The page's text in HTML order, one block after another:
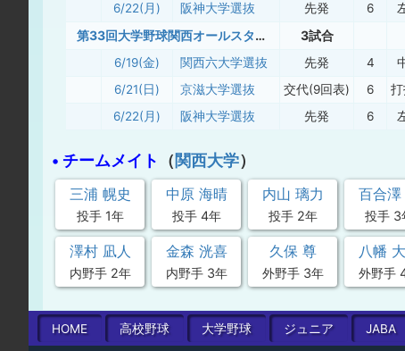
6/22(月)
阪神大学選抜 先発 6
第33回大学野球関西オールスター5リーグ対抗戦（旧） 3試合
6/19(金) 関西六大学選抜 先発 4
6/21(日)
京滋大学選抜 交代(9回表) 6
6/22(月)
阪神大学選抜 先発 6
• チームメイト （関西大学）
三浦 幌史
投手 1年
中原 海晴
投手 4年
内山 璃力
投手 2年
百合澤
投手 3
澤村 凪人
内野手 2年
金森 洸喜
内野手 3年
久保 尊
外野手 3年
八幡
外野手
HOME 高校野球 大学野球 ジュニア JABA